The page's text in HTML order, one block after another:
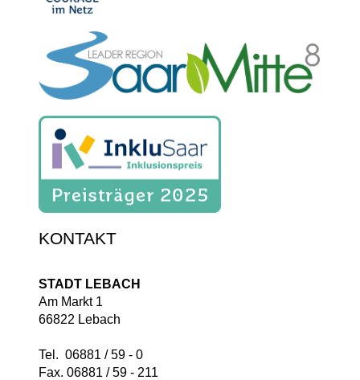
KONTAKT
STADT LEBACH
Am Markt 1
66822 Lebach
Tel. 06881 / 59 - 0
Fax. 06881 / 59 - 211